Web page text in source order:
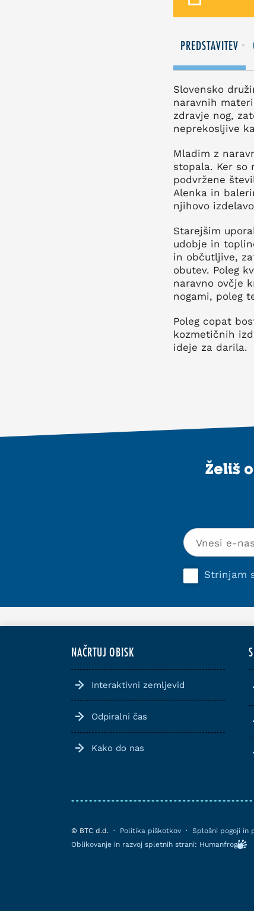
PREDSTAVITEV
Slovensko
naravnih
zdravje nog,
neprekosljive
Mladim z
stopala. Ker so
podvržene
Alenka in
njihovo
Starejšim
udobje in
in občutljive,
obutev. Poleg
naravno ovčje
nogami, poleg
Poleg copat
kozmetičnih
ideje za darila.
Želiš
Strinjam
NAČRTUJ OBISK
Interaktivni zemljevid
Odpiralni čas
Kako do nas
© BTC d.d. · Politika piškotkov · Splošni pogoji in
Oblikovanje in razvoj spletnih strani: Humanfrog